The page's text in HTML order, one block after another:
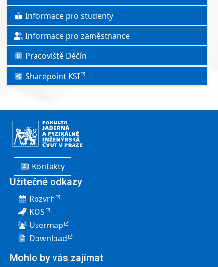
Informace pro studenty
Informace pro zaměstnance
Pracoviště Děčín
Sharepoint KSI
Kontakty
Užitečné odkazy
Rozvrh
KOS
Usermap
Download
Mohlo by vás zajímat